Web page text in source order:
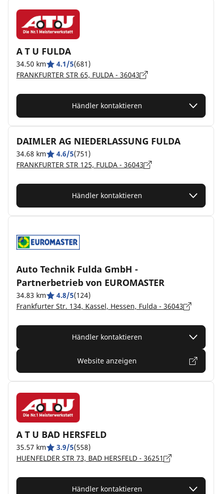
A T U FULDA
34.50 km 4.1/5(681)
FRANKFURTER STR 65, FULDA - 36043
Händler kontaktieren
DAIMLER AG NIEDERLASSUNG FULDA
34.68 km 4.6/5(751)
FRANKFURTER STR 125, FULDA - 36043
Händler kontaktieren
Auto Technik Fulda GmbH -
Partnerbetrieb von EUROMASTER
34.83 km 4.8/5(124)
Frankfurter Str. 134, Kassel, Hessen, Fulda - 36043
Händler kontaktieren
Website anzeigen
A T U BAD HERSFELD
35.57 km 3.9/5(558)
HUENFELDER STR 73, BAD HERSFELD - 36251
Händler kontaktieren